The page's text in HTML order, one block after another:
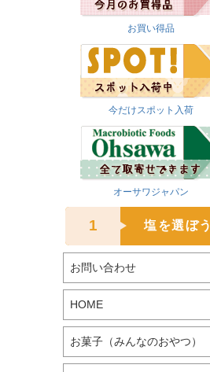
お買い得品
今だけスポット入荷
オーサワジャパン
1 塩を選ぼう
お問い合わせ
HOME
お菓子（みんなのおやつ）